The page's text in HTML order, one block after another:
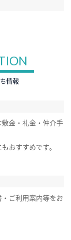
情報
金・礼金・仲介手
おすすめです。
ご利用案内等をお